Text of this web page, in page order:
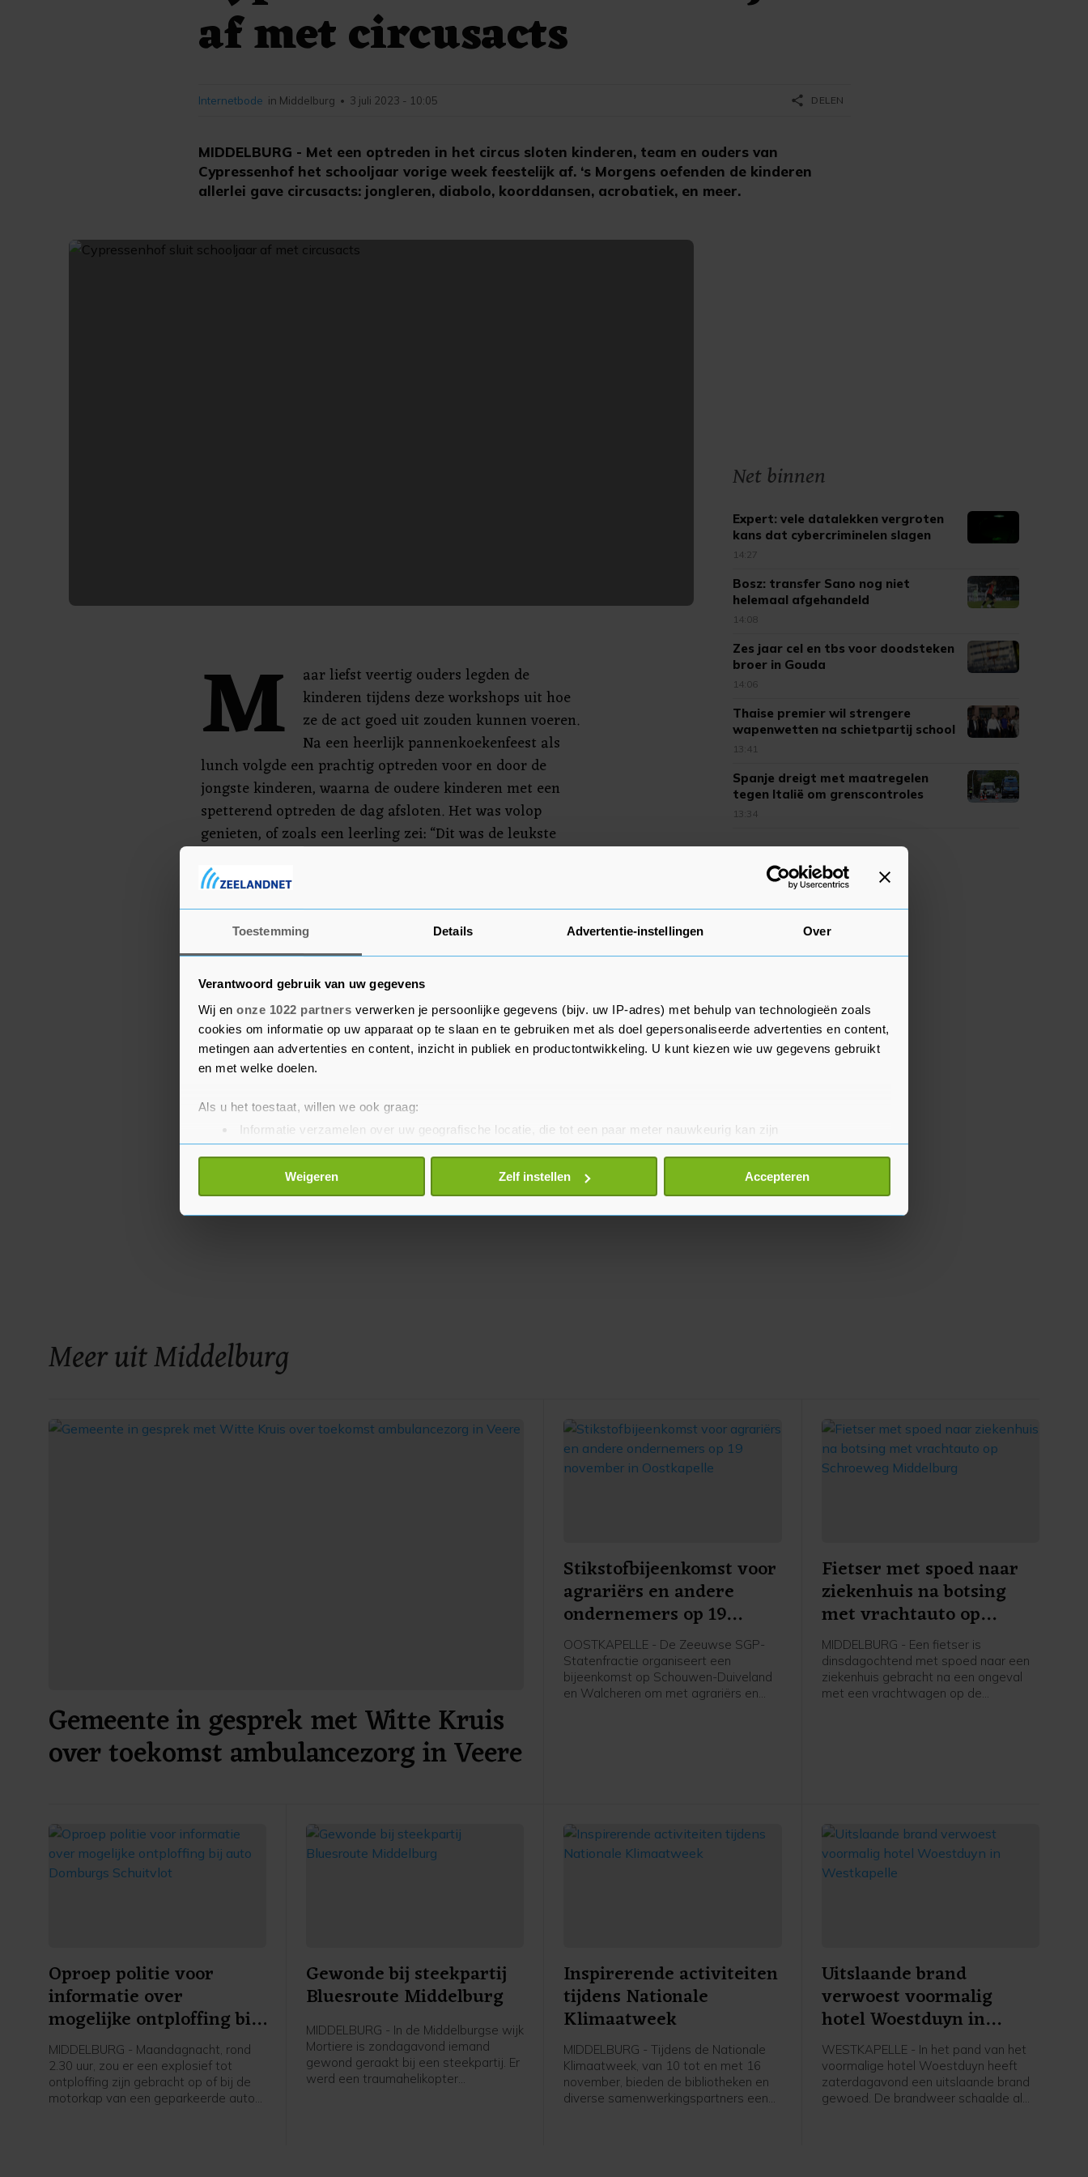
Toestemming Details Advertentie-instellingen Over
Verantwoord gebruik van uw gegevens
Wij en onze 1022 partners verwerken je persoonlijke gegevens (bijv. uw IP-adres) met behulp van technologieën zoals
cookies om informatie op uw apparaat op te slaan en te gebruiken met als doel gepersonaliseerde advertenties en content,
metingen aan advertenties en content, inzicht in publiek en productontwikkeling. U kunt kiezen wie uw gegevens gebruikt
en met welke doelen.
Als u het toestaat, willen we ook graag:
Informatie verzamelen over uw geografische locatie, die tot een paar meter nauwkeurig kan zijn
Uw apparaat identificeren door het actief te scannen op specifieke eigenschappen (fingerprinting)
Lees meer over hoe uw persoonlijke gegevens worden verwerkt en stel uw voorkeuren in het
detailgedeelte
toestemming op elk moment wijzigen of intrekken in de Cookieverklaring.
Weigeren Zelf instellen Accepteren
af met circusacts
MIDDELBURG - Met een optreden in het circus sloten kinderen, team en ouders van
Cypressenhof het schooljaar vorige week feestelijk af. ‘s Morgens oefenden de kinderen
allerlei gave circusacts: jongleren, diabolo, koorddansen, acrobatiek, en meer.
Internetbode in Middelburg • 3 juli 2023 - 10:05 share DELEN
M
aar liefst veertig ouders legden de
kinderen tijdens deze workshops uit hoe
ze de act goed uit zouden kunnen voeren.
Na een heerlijk pannenkoekenfeest als
lunch volgde een prachtig optreden voor en door de
jongste kinderen, waarna de oudere kinderen met een
spetterend optreden de dag afsloten. Het was volop
genieten, of zoals een leerling zei: “Dit was de leukste
van alle circusacts. De circusmeester die het hele
optreden begeleidde en tussendoor het publiek
vermaakte met verrassende acts, maakte deze geslaagde
dag compleet.
Meer uit Middelburg
Gemeente in gesprek met Witte Kruis
over toekomst ambulancezorg in Veere
Stikstofbijeenkomst voor
agrariërs en andere
ondernemers op 19
november in Oostkapelle
OOSTKAPELLE - De Zeeuwse SGP-
Statenfractie organiseert een
bijeenkomst op Schouwen-Duiveland
en Walcheren om met agrariërs en
Fietser met spoed naar
ziekenhuis na botsing
met vrachtauto op
Schroeweg Middelburg
MIDDELBURG - Een fietser is
dinsdagochtend met spoed naar een
ziekenhuis gebracht na een ongeval
met een vrachtwagen op de
Oproep politie voor
informatie over
mogelijke ontploffing bij
auto Domburgs
Schuitvlot
MIDDELBURG - Maandagnacht, rond
2.30 uur, zou er een explosief tot
ontploffing zijn gebracht op of bij de
motorkap van een geparkeerde auto
Gewonde bij steekpartij
Bluesroute Middelburg
MIDDELBURG - In de Middelburgse wijk
Mortiere is zondagavond iemand
gewond geraakt bij een steekpartij. Er
werd een traumahelikopter
Inspirerende activiteiten
tijdens Nationale
Klimaatweek
MIDDELBURG - Tijdens de Nationale
Klimaatweek, van 10 tot en met 16
november, bieden de bibliotheken en
diverse samenwerkingspartners een
Uitslaande brand
verwoest voormalig
hotel Woestduyn in
Westkapelle
WESTKAPELLE - In het pand van het
voormalige hotel Woestduyn heeft
zaterdagavond een uitslaande brand
gewoed. De brandweer schaalde al
Net binnen
Expert: vele datalekken vergroten
kans dat cybercriminelen slagen
14:27
Bosz: transfer Sano nog niet
helemaal afgehandeld
14:08
Zes jaar cel en tbs voor doodsteken
broer in Gouda
14:06
Thaise premier wil strengere
wapenwetten na schietpartij school
13:41
Spanje dreigt met maatregelen
tegen Italië om grenscontroles
13:34